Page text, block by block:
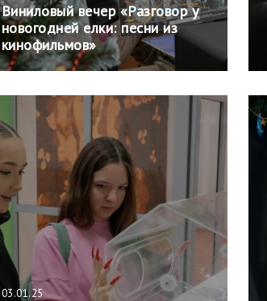
Виниловый вечер «Разговор у
новогодней елки: песни из
кинофильмов»
03.01.25